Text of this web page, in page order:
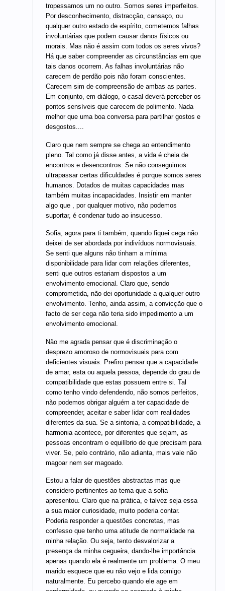
tropessamos um no outro. Somos seres imperfeitos.
Por desconhecimento, distracção, cansaço, ou
qualquer outro estado de espírito, cometemos falhas
involuntárias que podem causar danos físicos ou
morais. Mas não é assim com todos os seres vivos?
Há que saber compreender as circunstâncias em que
tais danos ocorrem. As falhas involuntárias não
carecem de perdão pois não foram conscientes.
Carecem sim de compreensão de ambas as partes.
Em conjunto, em diálogo, o casal deverá perceber os
pontos sensíveis que carecem de polimento. Nada
melhor que uma boa conversa para partilhar gostos e
desgostos....
Claro que nem sempre se chega ao entendimento
pleno. Tal como já disse antes, a vida é cheia de
encontros e desencontros. Se não conseguimos
ultrapassar certas dificuldades é porque somos seres
humanos. Dotados de muitas capacidades mas
também muitas incapacidades. Insistir em manter
algo que , por qualquer motivo, não podemos
suportar, é condenar tudo ao insucesso.
Sofia, agora para ti também, quando fiquei cega não
deixei de ser abordada por indivíduos normovisuais.
Se senti que alguns não tinham a mínima
disponibilidade para lidar com relações diferentes,
senti que outros estariam dispostos a um
envolvimento emocional. Claro que, sendo
comprometida, não dei oportunidade a qualquer outro
envolvimento. Tenho, ainda assim, a convicção que o
facto de ser cega não teria sido impedimento a um
envolvimento emocional.
Não me agrada pensar que é discriminação o
desprezo amoroso de normovisuais para com
deficientes visuais. Prefiro pensar que a capacidade
de amar, esta ou aquela pessoa, depende do grau de
compatibilidade que estas possuem entre si. Tal
como tenho vindo defendendo, não somos perfeitos,
não podemos obrigar alguém a ter capacidade de
compreender, aceitar e saber lidar com realidades
diferentes da sua. Se a sintonia, a compatibilidade, a
harmonia acontece, por diferentes que sejam, as
pessoas encontram o equilíbrio de que precisam para
viver. Se, pelo contrário, não adianta, mais vale não
magoar nem ser magoado.
Estou a falar de questões abstractas mas que
considero pertinentes ao tema que a sofia
apresentou. Claro que na prática, e talvez seja essa
a sua maior curiosidade, muito poderia contar.
Poderia responder a questões concretas, mas
confesso que tenho uma atitude de normalidade na
minha relação. Ou seja, tento desvalorizar a
presença da minha cegueira, dando-lhe importância
apenas quando ela é realmente um problema. O meu
marido esquece que eu não vejo e lida comigo
naturalmente. Eu percebo quando ele age em